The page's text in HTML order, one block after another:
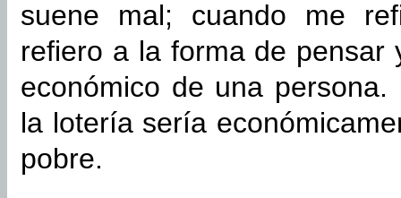
suene mal; cuando me
refiero a la forma de
económico de una
la lotería sería
pobre.